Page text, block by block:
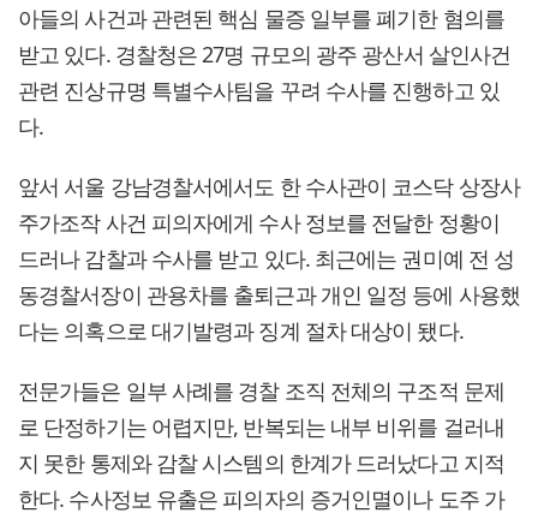
아들의 사건과 관련된 핵심 물증 일부를 폐기한 혐의를
받고 있다. 경찰청은 27명 규모의 광주 광산서 살인사건
관련 진상규명 특별수사팀을 꾸려 수사를 진행하고 있
다.
앞서 서울 강남경찰서에서도 한 수사관이 코스닥 상장사
주가조작 사건 피의자에게 수사 정보를 전달한 정황이
드러나 감찰과 수사를 받고 있다. 최근에는 권미예 전 성
동경찰서장이 관용차를 출퇴근과 개인 일정 등에 사용했
다는 의혹으로 대기발령과 징계 절차 대상이 됐다.
전문가들은 일부 사례를 경찰 조직 전체의 구조적 문제
로 단정하기는 어렵지만, 반복되는 내부 비위를 걸러내
지 못한 통제와 감찰 시스템의 한계가 드러났다고 지적
한다. 수사정보 유출은 피의자의 증거인멸이나 도주 가